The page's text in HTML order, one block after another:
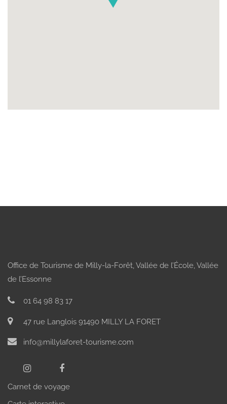
Office de Tourisme de Milly-la-Forêt, Vallée de l’École, Vallée
de l’Essonne
01 64 98 83 17
47 rue Langlois 91490 MILLY LA FORET
info@millylaforet-tourisme.com
Carnet de voyage